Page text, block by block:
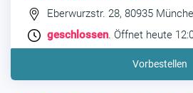
Eberwurzstr. 28, 80935
geschlossen. Öffnet heute
Vorbestellen